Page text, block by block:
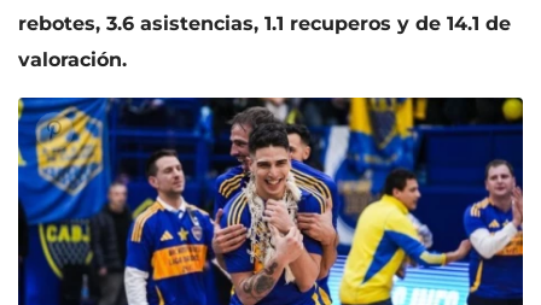
rebotes, 3.6 asistencias, 1.1 recuperos y de 14.1 de
valoración.